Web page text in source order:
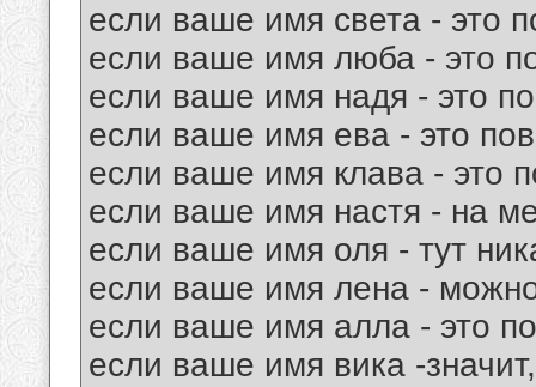
если ваше имя света - это
если ваше имя люба - это
если ваше имя надя - это
если ваше имя ева - это
если ваше имя клава - это
если ваше имя настя - на
если ваше имя оля - тут
если ваше имя лена -
если ваше имя алла - это
если ваше имя вика -